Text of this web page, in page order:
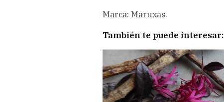
Marca: Maruxas.
También te puede interesar: